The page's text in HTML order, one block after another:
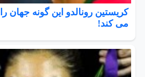
کریستین رونالدو این گونه جهان
می کند!